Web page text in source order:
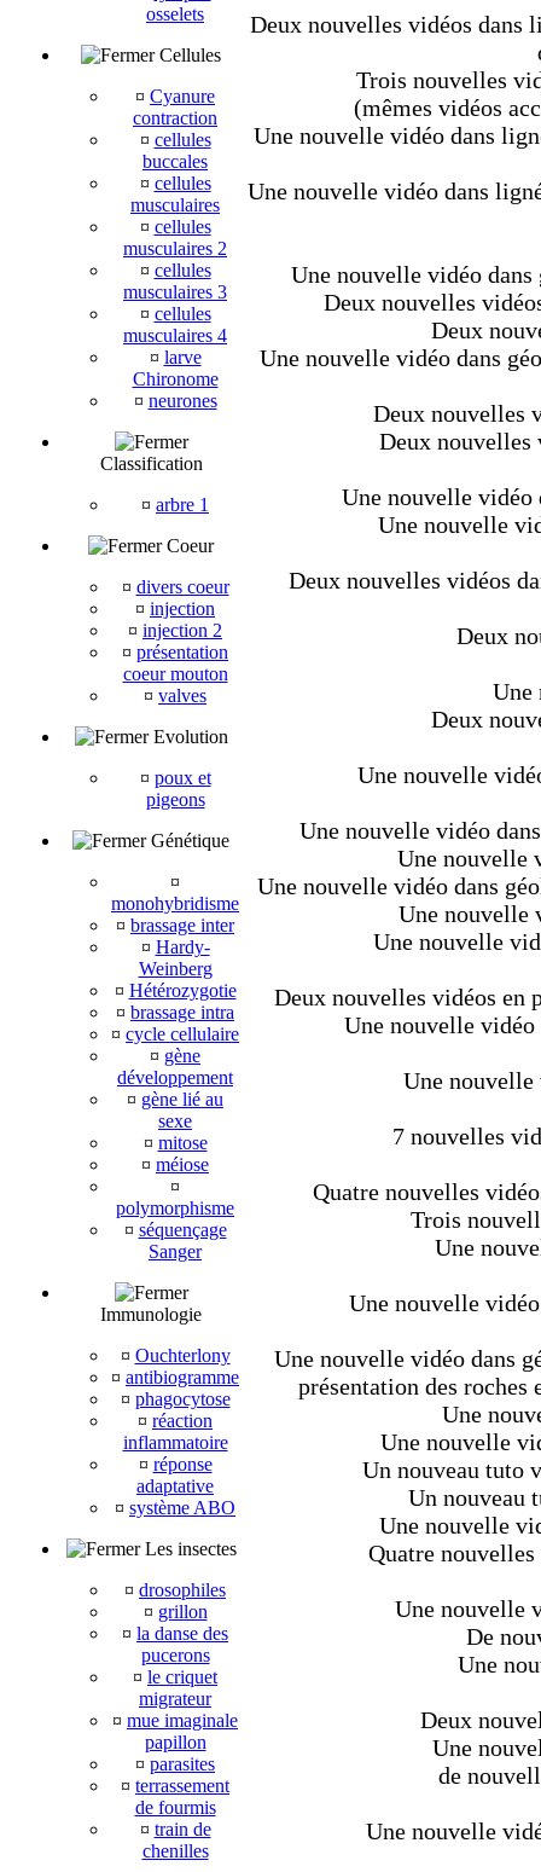
osselets
Cellules
¤ Cyanure
contraction
¤ cellules
buccales
¤ cellules
musculaires
¤ cellules
musculaires 2
¤ cellules
musculaires 3
¤ cellules
musculaires 4
¤ larve
Chironome
¤ neurones
Classification
¤ arbre 1
Coeur
¤ divers coeur
¤ injection
¤ injection 2
¤ présentation
coeur mouton
¤ valves
Evolution
¤ poux et
pigeons
Génétique
¤
monohybridisme
¤ brassage inter
¤ Hardy-
Weinberg
¤ Hétérozygotie
¤ brassage intra
¤ cycle cellulaire
¤ gène
développement
¤ gène lié au
sexe
¤ mitose
¤ méiose
¤
polymorphisme
¤ séquençage
Sanger
Immunologie
¤ Ouchterlony
¤ antibiogramme
¤ phagocytose
¤ réaction
inflammatoire
¤ réponse
adaptative
¤ système ABO
Les insectes
¤ drosophiles
¤ grillon
¤ la danse des
pucerons
¤ le criquet
migrateur
¤ mue imaginale
papillon
¤ parasites
¤ terrassement
de fourmis
¤ train de
chenilles
Deux nouvelles vidéos dans
Trois nouvelles
(mêmes vidéos
Une nouvelle vidéo dans
Une nouvelle vidéo dans
Une nouvelle vidéo
Deux nouvelles
Deux
Une nouvelle vidéo dans
Deux nouvelles
Deux nouvelles
Une nouvelle vidéo
Une nouvelle
Deux nouvelles vidéos
Deux
Une
Deux
Une nouvelle
Une nouvelle vidéo
Une nouvelle
Une nouvelle vidéo dans
Une nouvelle
Une nouvelle
Deux nouvelles vidéos en
Une nouvelle
Une nouvelle
7 nouvelles
Quatre nouvelles
Trois
Une
Une nouvelle
Une nouvelle vidéo dans
présentation des
Une
Une nouvelle
Un nouveau tuto
Un nouveau
Une nouvelle
Quatre
Une nouvelle
De
Une
Deux
Une
de
Une nouvelle